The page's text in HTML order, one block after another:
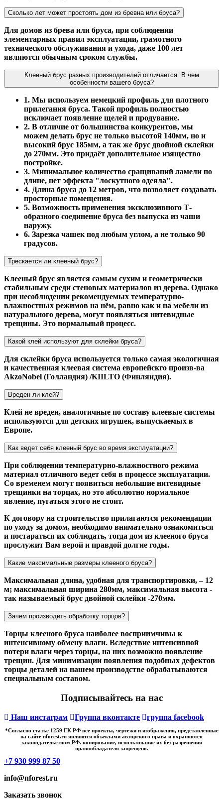
Сколько лет может простоять дом из бревна или бруса?
Для домов из брева или бруса, при соблюдении
элементарных правил эксплуатации, грамотного
технического обслуживания и ухода, даже 100 лет
являются обычным сроком службы.
Клееный брус разных производителей отличается. В чем
особенности вашего бруса?
1. Мы используем немецкий профиль для плотного
прилегания бруса. Такой профиль полностью
исключает появление щелей и продувание.
2. В отличие от большинства конкурентов, мы
можем делать брус не только высотой 140мм, но и
высокий брус 185мм, а так же брус двойной склейки
до 270мм. Это придаёт дополительное изящество
постройке.
3. Минимальное количество сращиваний ламели по
длине, нет эффекта "лоскутного одеяла".
4. Длина бруса до 12 метров, что позволяет создавать
просторные помещения.
5. Возможность применения эксклюзивного Т-
образного соединение бруса без выпуска из чаши
наружу.
6. Зарезка чашек под любым углом, а не только 90
градусов.
Трескается ли клееный брус?
Клееный брус является самым сухим и геометрически
стабильным среди стеновых материалов из дерева. Однако
при несоблюдении рекомендуемых температурно-
влажностных режимов на нём, равно как и на мебели из
натурального дерева, могут появляться нитевидные
трещины. Это нормальный процесс.
Какой клей используют для склейки бруса?
Для склейки бруса используется только самая экологичная
и качественная клеевая система европейскго произв-ва
AkzoNobel (Голландия) /KIILTO (Финляндия).
Вреден ли клей?
Клей не вреден, аналогичные по составу клеевые системы
используются для детских игрушек, выпускаемых в
Европе.
Как ведет себя клееный брус во время эксплуатации?
При соблюдении температурно-влажностного режима
материал отличного ведет себя в процессе эксплуатации.
Со временем могут появиться небольшие нитевидные
трещинки на торцах, но это абсолютно нормальное
явление, пугаться этого не стоит.
К договору на строительство прилагаются рекомендации
по уходу за домом, необходимо внимательно ознакомиться
и постараться их соблюдать, тогда дом из клееного бруса
прослужит Вам верой и правдой долгие годы.
Какие максимальные размеры клееного бруса?
Максимальная длина, удобная для транспортировки, – 12
м; максимальная ширина 280мм, максимальная высота -
так называемый брус двойной склейки -270мм.
Зачем производить обработку торцов?
Торцы клееного бруса наиболее восприимчивы к
интенсивному обмену влаги. Вследствие интенсивной
потери влаги через торцы, на них возможно появление
трещин. Для минимизации появления подобных дефектов
торцы деталей на нашем производстве обрабатываются
специальным составом.
Подписывайтесь на нас
Наш инстаграм Группа вконтакте группа facebook
*Cогласно статье 1259 ГК РФ все проекты, чертежи и изображения, представленные
на сайте nforest.ru являются объектами авторского права и охраняются
законодательством РФ. копирование, использование их без разрешения
правообладателя запрещено.
+7 930 999 87 50
info@nforest.ru
Заказать звонок